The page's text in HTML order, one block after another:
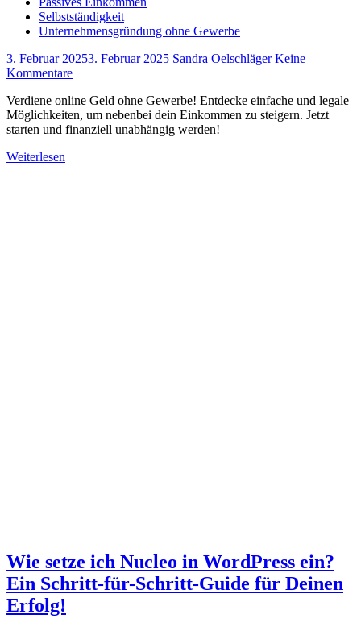
Selbstständigkeit
Unternehmensgründung ohne Gewerbe
3. Februar 20253. Februar 2025 Sandra Oelschläger Keine
Kommentare
Verdiene online Geld ohne Gewerbe! Entdecke einfache und legale
Möglichkeiten, um nebenbei dein Einkommen zu steigern. Jetzt
starten und finanziell unabhängig werden!
Weiterlesen
Wie setze ich Nucleo in WordPress ein?
Ein Schritt-für-Schritt-Guide für Deinen
Erfolg!